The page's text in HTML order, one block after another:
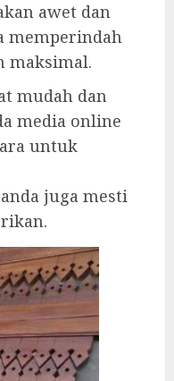
awet dan
memperindah
maksimal.
mudah dan
media online
untuk
juga mesti